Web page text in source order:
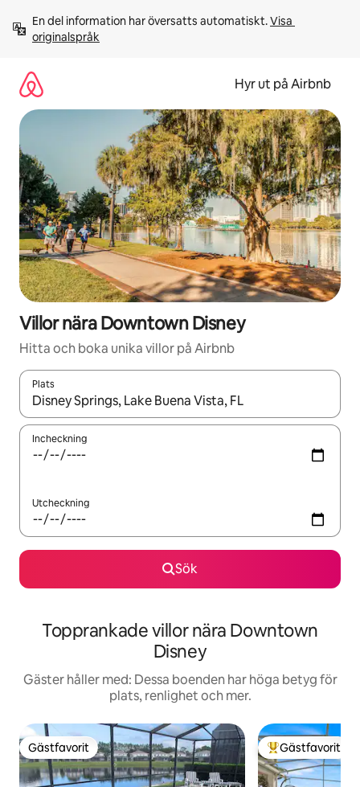
innehåll
En del information har översatts automatiskt. Visa
originalspråk
Hyr ut på Airbnb
Villor nära Downtown Disney
Hitta och boka unika villor på Airbnb
Plats
När resultaten är tillgängliga kan du navigera med upp- och
Incheckning
Utcheckning
Sök
Topprankade villor nära Downtown
Disney
Gäster håller med: Dessa boenden har höga betyg för
plats, renlighet och mer.
Gästfavorit
Gästfavorit Populär
Gästfavorit